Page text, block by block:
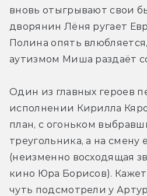
вновь отыгрывают свои
дворянин Лёня ругает
Полина опять
аутизмом Миша раздаёт
Один из главных героев
исполнении Кирилла
план, с огоньком
треугольника, а на смену
(неизменно восходящая
кино Юра Борисов).
чуть подсмотрели у